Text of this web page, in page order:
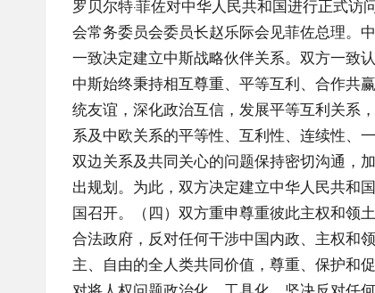
罗贝尔特·菲佐对中华人民共和国进行正式
会常务委员会委员长赵乐际会见菲佐总理。
一致决定建立中斯战略伙伴关系。双方一致
中斯始终秉持相互尊重、平等互利、合作共
统友谊，深化政治互信，发展平等互利关系
系及中欧关系的平等性、互利性、连续性、
双边关系及共同关心的问题保持密切沟通，
出规划。为此，双方决定建立中华人民共和
国召开。（四）双方重申尊重彼此主权和领
合法政府，反对任何干涉中国内政、主权和
主、自由的全人类共同价值，尊重、保护和